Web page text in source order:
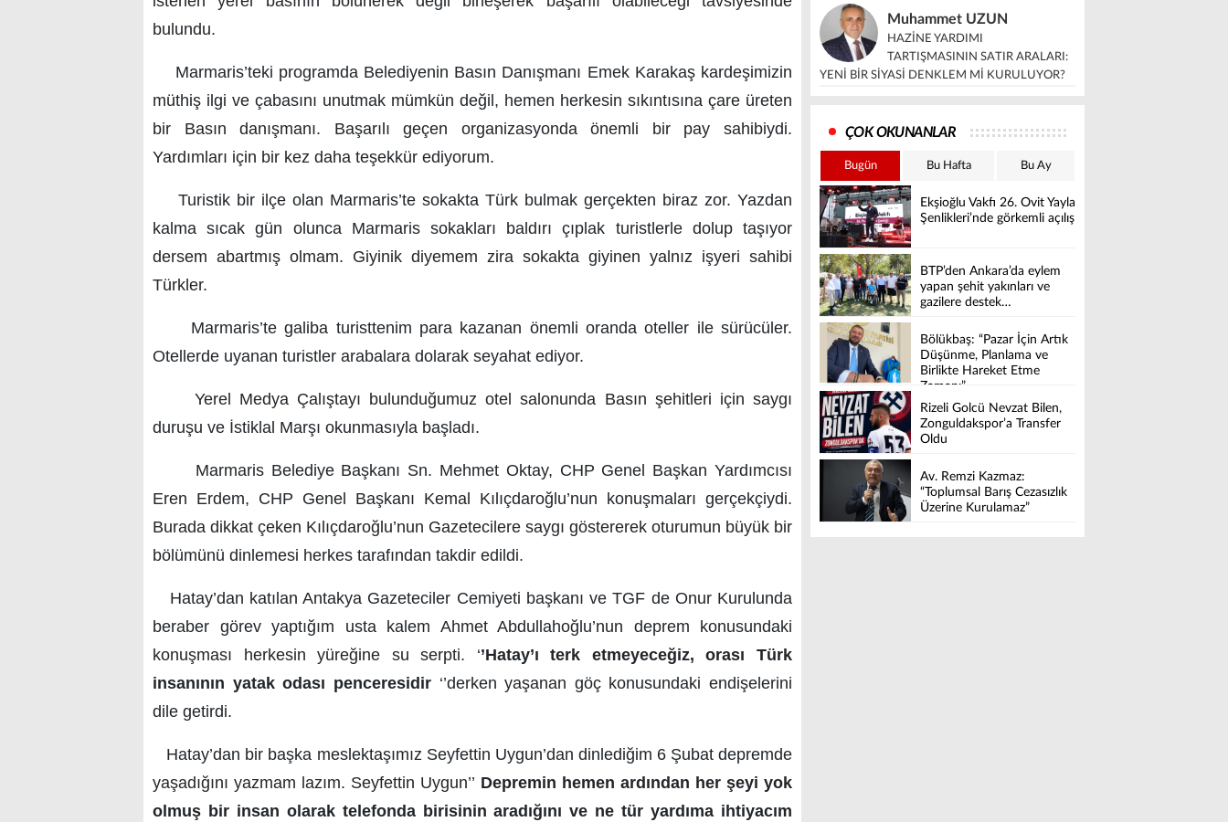
bulundu.
Marmaris’teki programda Belediyenin Basın Danışmanı Emek Karakaş kardeşimizin
müthiş ilgi ve çabasını unutmak mümkün değil, hemen herkesin sıkıntısına çare üreten
bir Basın danışmanı. Başarılı geçen organizasyonda önemli bir pay sahibiydi.
Yardımları için bir kez daha teşekkür ediyorum.
Turistik bir ilçe olan Marmaris’te sokakta Türk bulmak gerçekten biraz zor. Yazdan
kalma sıcak gün olunca Marmaris sokakları baldırı çıplak turistlerle dolup taşıyor
dersem abartmış olmam. Giyinik diyemem zira sokakta giyinen yalnız işyeri sahibi
Türkler.
Marmaris’te galiba turisttenim para kazanan önemli oranda oteller ile sürücüler.
Otellerde uyanan turistler arabalara dolarak seyahat ediyor.
Yerel Medya Çalıştayı bulunduğumuz otel salonunda Basın şehitleri için saygı
duruşu ve İstiklal Marşı okunmasıyla başladı.
Marmaris Belediye Başkanı Sn. Mehmet Oktay, CHP Genel Başkan Yardımcısı
Eren Erdem, CHP Genel Başkanı Kemal Kılıçdaroğlu’nun konuşmaları gerçekçiydi.
Burada dikkat çeken Kılıçdaroğlu’nun Gazetecilere saygı göstererek oturumun büyük bir
bölümünü dinlemesi herkes tarafından takdir edildi.
Hatay’dan katılan Antakya Gazeteciler Cemiyeti başkanı ve TGF de Onur Kurulunda
beraber görev yaptığım usta kalem Ahmet Abdullahoğlu’nun deprem konusundaki
konuşması herkesin yüreğine su serpti. ‘’Hatay’ı terk etmeyeceğiz, orası Türk
insanının yatak odası penceresidir‘’derken yaşanan göç konusundaki endişelerini
dile getirdi.
Hatay’dan bir başka meslektaşımız Seyfettin Uygun’dan dinlediğim 6 Şubat depremde
yaşadığını yazmam lazım. Seyfettin Uygun’’ Depremin hemen ardından her şeyi yok
olmuş bir insan olarak telefonda birisinin aradığını ve ne tür yardıma ihtiyacım
Muhammet UZUN
HAZİNE YARDIMI
TARTIŞMASININ SATIR ARALARI:
YENİ BİR SİYASİ DENKLEM Mİ KURULUYOR?
ÇOK OKUNANLAR
Bugün Bu Hafta Bu Ay
Ekşioğlu Vakfı 26. Ovit Yayla
Şenlikleri’nde görkemli açılış
BTP’den Ankara’da eylem
yapan şehit yakınları ve
gazilere destek…
Bölükbaş: “Pazar İçin Artık
Düşünme, Planlama ve
Birlikte Hareket Etme
Zamanı”
Rizeli Golcü Nevzat Bilen,
Zonguldakspor’a Transfer
Oldu
Av. Remzi Kazmaz:
“Toplumsal Barış Cezasızlık
Üzerine Kurulamaz”